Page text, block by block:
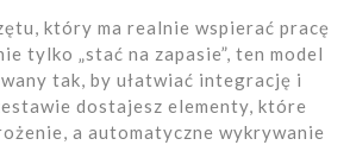
który ma realnie wspierać pracę
tylko „stać na zapasie”, ten model
tak, by ułatwiać integrację i
dostajesz elementy, które
a automatyczne wykrywanie